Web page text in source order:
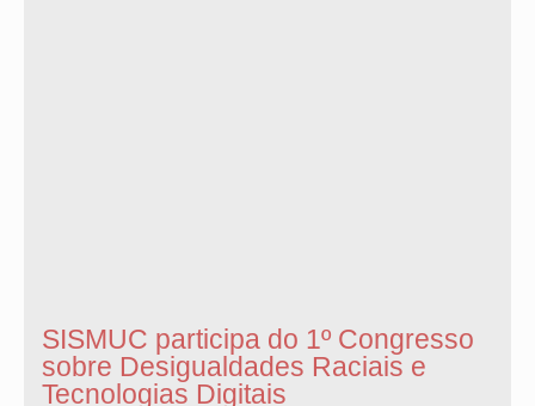
SISMUC participa do 1º Congresso
sobre Desigualdades Raciais e
Tecnologias Digitais